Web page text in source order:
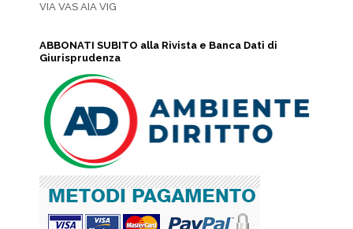
VIA VAS AIA VIG
ABBONATI SUBITO alla Rivista e Banca Dati di
Giurisprudenza